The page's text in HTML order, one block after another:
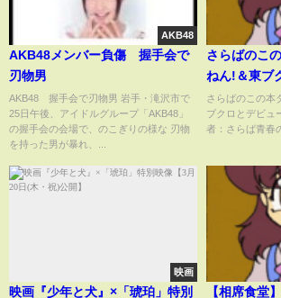
AKB48
AKB48メンバー負傷 握手会で
刃物男
AKB48 握手会で刃物男 岩手・滝沢市で
25日午後、アイドルグループ「AKB48」
の握手会の会場で、のこぎりの様な 刃物
を持った男が暴れ、...
さらばのこ
ねん!＆東
2025年3月
さらばのこの本
ブクロとデビュ
者：さらば青春
映画
映画『少年と犬』×「琥珀」特別
【相席食堂